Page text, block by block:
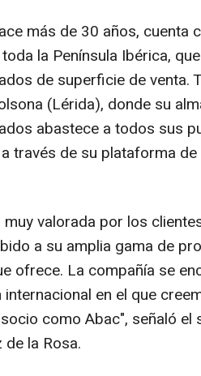
más de 30 años, cuenta
la Península Ibérica,
de superficie de venta.
(Lérida), donde su
abastece a todos sus
través de su plataforma
valorada por los
a su amplia gama de
ofrece. La compañía se
en el que
como Abac", señaló
la Rosa.